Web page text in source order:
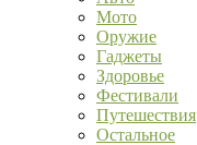
Мото
Оружие
Гаджеты
Здоровье
Фестивали
Путешествия
Остальное